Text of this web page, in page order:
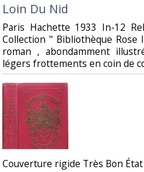
‎Loin Du Nid‎
‎Paris Hachette 1933 In-12
Collection " Bibliothèque
roman , abondamment
légers frottements en coin de
‎Couverture rigide Très Bon